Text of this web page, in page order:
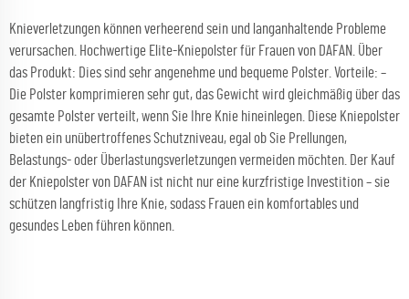
Knieverletzungen können verheerend sein und langanhaltende Probleme
verursachen. Hochwertige Elite-Kniepolster für Frauen von DAFAN. Über
das Produkt: Dies sind sehr angenehme und bequeme Polster. Vorteile: –
Die Polster komprimieren sehr gut, das Gewicht wird gleichmäßig über das
gesamte Polster verteilt, wenn Sie Ihre Knie hineinlegen. Diese Kniepolster
bieten ein unübertroffenes Schutzniveau, egal ob Sie Prellungen,
Belastungs- oder Überlastungsverletzungen vermeiden möchten. Der Kauf
der Kniepolster von DAFAN ist nicht nur eine kurzfristige Investition – sie
schützen langfristig Ihre Knie, sodass Frauen ein komfortables und
gesundes Leben führen können.